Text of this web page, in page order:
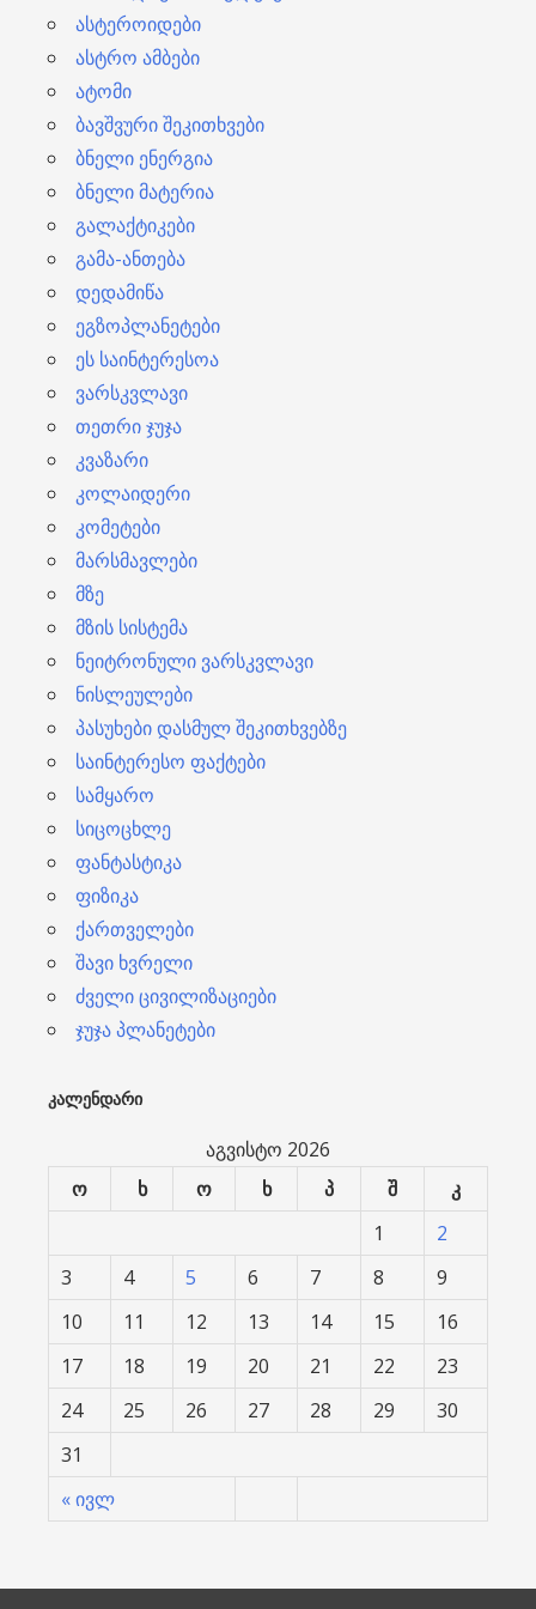
ასტეროიდები
ასტრო ამბები
ატომი
ბავშვური შეკითხვები
ბნელი ენერგია
ბნელი მატერია
გალაქტიკები
გამა-ანთება
დედამიწა
ეგზოპლანეტები
ეს საინტერესოა
ვარსკვლავი
თეთრი ჯუჯა
კვაზარი
კოლაიდერი
კომეტები
მარსმავლები
მზე
მზის სისტემა
ნეიტრონული ვარსკვლავი
ნისლეულები
პასუხები დასმულ შეკითხვებზე
საინტერესო ფაქტები
სამყარო
სიცოცხლე
ფანტასტიკა
ფიზიკა
ქართველები
შავი ხვრელი
ძველი ცივილიზაციები
ჯუჯა პლანეტები
ᲙᲐᲚᲔᲜᲓᲐᲠᲘ
აგვისტო 2026
ო
ხ ო ხ პ შ კ
« ივლ
1
2
3
4 5 6 7 8
9
10
11 12 13 14 15
16
17
18 19 20 21 22
23
24
25 26 27 28 29
30
31